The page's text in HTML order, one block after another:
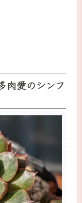
肉愛のシンフ